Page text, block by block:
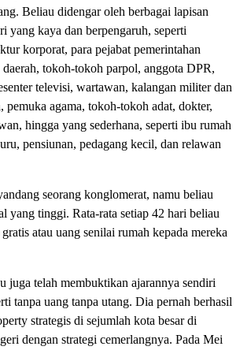
Beliau didengar oleh berbagai lapisan
yang kaya dan berpengaruh, seperti
korporat, para pejabat pemerintahan
tokoh-tokoh parpol, anggota DPR,
televisi, wartawan, kalangan militer dan
pemuka agama, tokoh-tokoh adat, dokter,
hingga yang sederhana, seperti ibu rumah
pensiunan, pedagang kecil, dan relawan
seorang konglomerat, namu beliau
yang tinggi. Rata-rata setiap 42 hari beliau
atau uang senilai rumah kepada mereka
juga telah membuktikan ajarannya sendiri
tanpa uang tanpa utang. Dia pernah berhasil
strategis di sejumlah kota besar di
dengan strategi cemerlangnya. Pada Mei